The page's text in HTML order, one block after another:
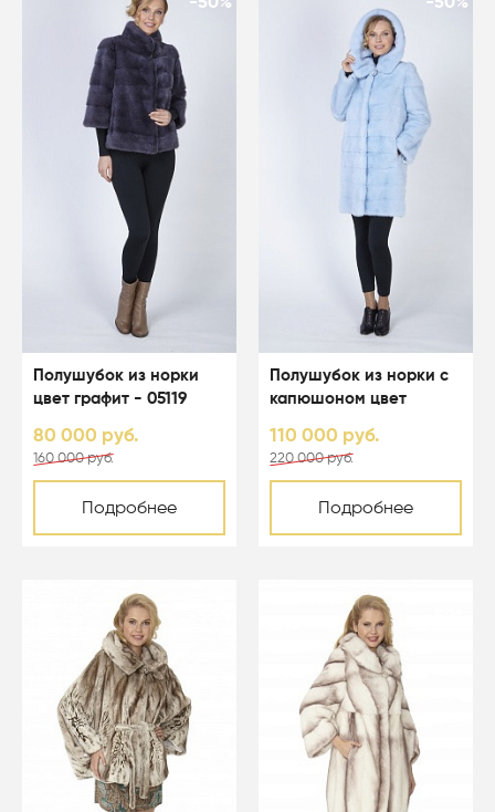
Полушубок из норки
цвет графит - 05119
80 000 руб.
160 000 руб.
Подробнее
Полушубок из норки с
капюшоном цвет
110 000 руб.
220 000 руб.
Подробнее